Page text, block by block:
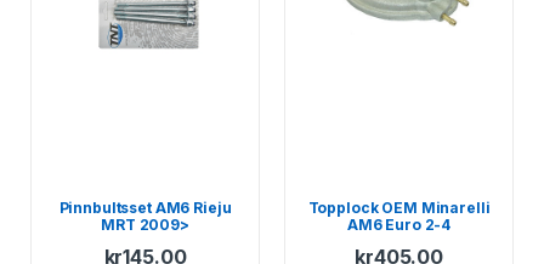
Pinnbultsset AM6 Rieju
MRT 2009>
kr145.00
Topplock OEM Minarelli
AM6 Euro 2-4
kr405.00